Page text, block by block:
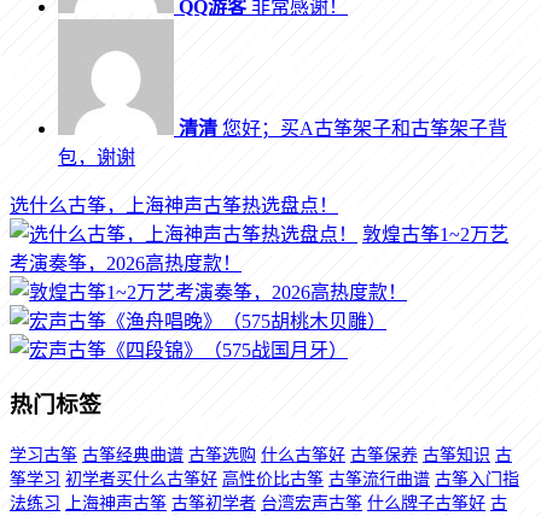
QQ游客非常感谢！
清清 您好；买A古筝架子和古筝架子背
包，谢谢
选什么古筝，上海神声古筝热选盘点！
敦煌古筝1~2万艺
考演奏筝，2026高热度款！
热门标签
学习古筝 古筝经典曲谱 古筝选购 什么古筝好 古筝保养 古筝知识 古
筝学习 初学者买什么古筝好 高性价比古筝 古筝流行曲谱 古筝入门指
法练习
上海神声古筝 古筝初学者 台湾宏声古筝 什么牌子古筝好 古